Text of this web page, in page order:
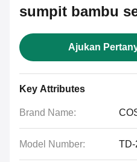
sumpit bambu
Ajukan
Key Attributes
Brand Name:
Model Number: